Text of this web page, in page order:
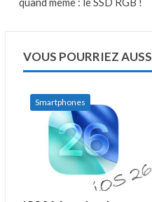
VOUS POURRIEZ
Smartphones